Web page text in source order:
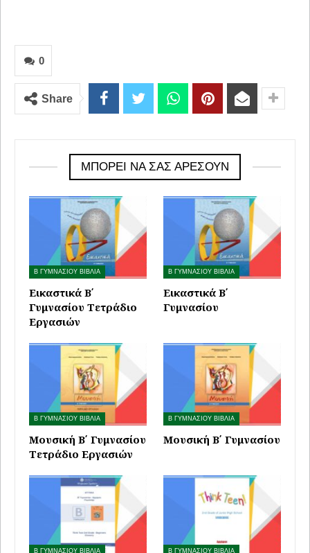
0
Share
ΜΠΟΡΕΊ ΝΑ ΣΑΣ ΑΡΈΣΟΥΝ
Β ΓΥΜΝΑΣΙΟΥ ΒΙΒΛΙΑ
Εικαστικά Β΄
Γυμνασίου Τετράδιο
Εργασιών
Β ΓΥΜΝΑΣΙΟΥ ΒΙΒΛΙΑ
Εικαστικά Β΄
Γυμνασίου
Β ΓΥΜΝΑΣΙΟΥ ΒΙΒΛΙΑ
Μουσική Β΄ Γυμνασίου
Τετράδιο Εργασιών
Β ΓΥΜΝΑΣΙΟΥ ΒΙΒΛΙΑ
Μουσική Β΄ Γυμνασίου
Β ΓΥΜΝΑΣΙΟΥ ΒΙΒΛΙΑ Β ΓΥΜΝΑΣΙΟΥ ΒΙΒΛΙΑ